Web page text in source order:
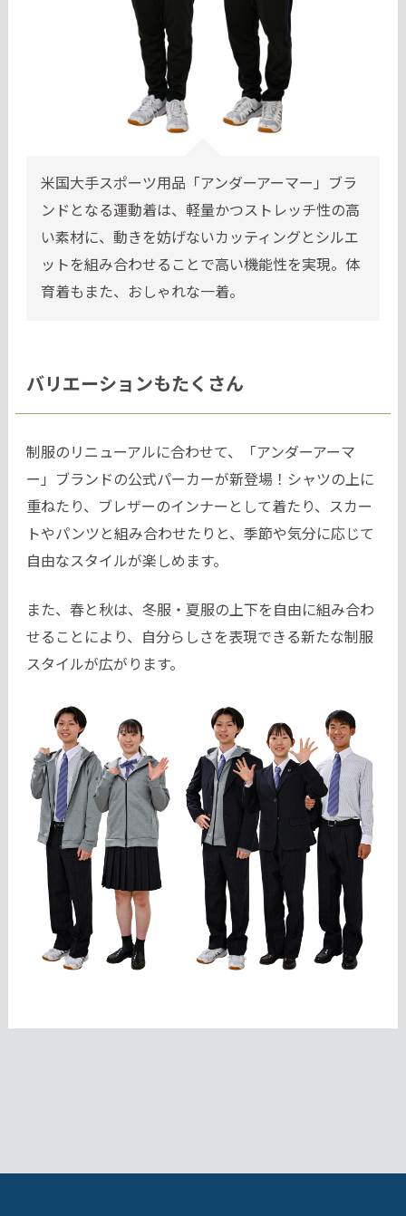
米国大手スポーツ用品「アンダーアーマー」ブラ
ンドとなる運動着は、軽量かつストレッチ性の高
い素材に、動きを妨げないカッティングとシルエ
ットを組み合わせることで高い機能性を実現。体
育着もまた、おしゃれな一着。
バリエーションもたくさん
制服のリニューアルに合わせて、「アンダーアーマ
ー」ブランドの公式パーカーが新登場！シャツの上に
重ねたり、ブレザーのインナーとして着たり、スカー
トやパンツと組み合わせたりと、季節や気分に応じて
自由なスタイルが楽しめます。
また、春と秋は、冬服・夏服の上下を自由に組み合わ
せることにより、自分らしさを表現できる新たな制服
スタイルが広がります。